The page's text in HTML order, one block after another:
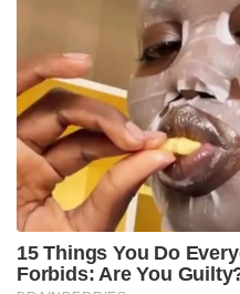
തുടക്കം കുറിക്കും.
കോളേജിലും സ്‌കൂൾ
പ്രവർത്തനങ്ങൾക്കും
തറക്കല്ലിടും.
അടിസ്ഥാന
സുഗമമാക്കുന്നതിനായി
എന്നിവയും പദ്ധതിയിൽ
Tags: rate money
PM Modi visits Varanasi